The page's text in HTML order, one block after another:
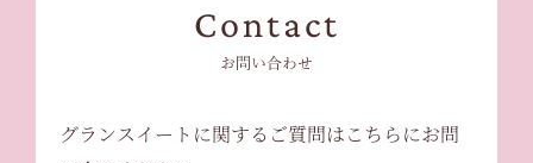
Contact
お問い合わせ
グランスイートに関するご質問はこちらにお問